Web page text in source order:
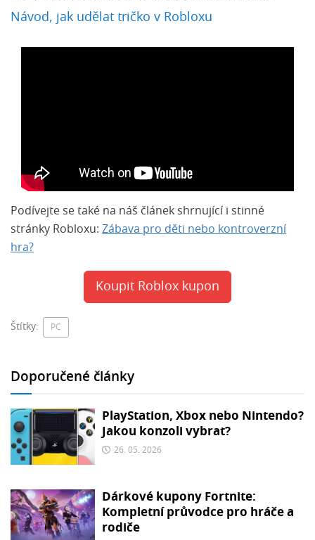
Návod, jak udělat tričko v Robloxu
Podívejte se také na náš článek shrnující i stinné
stránky Robloxu: Zábava pro děti nebo kontroverzní
hra?
Koupit Roblox kupon
Štítky: PC
Doporučené články
PlayStation, Xbox nebo Nintendo?
Jakou konzoli vybrat?
26. 05. 2026
Dárkové kupony Fortnite:
Kompletní průvodce pro hráče a
rodiče